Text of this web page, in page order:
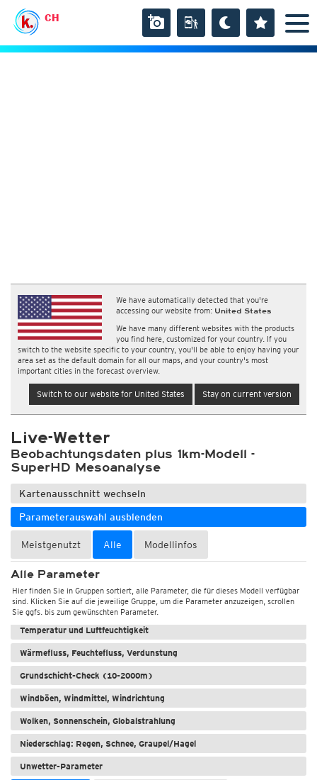
CH
We have automatically detected that you're
accessing our website from: United States
We have many different websites with the products
you find here, customized for your country. If you
switch to the website specific to your country, you'll be able to enjoy having your
area set as the default domain for all our maps, and your country's most
important cities in the forecast overview.
Switch to our website for United States Stay on current version
Live-Wetter
Beobachtungsdaten plus 1km-Modell -
SuperHD Mesoanalyse
Kartenausschnitt wechseln
Parameterauswahl ausblenden
Meistgenutzt Alle Modellinfos
Alle Parameter
Hier finden Sie in Gruppen sortiert, alle Parameter, die für dieses Modell verfügbar
sind. Klicken Sie auf die jeweilige Gruppe, um die Parameter anzuzeigen, scrollen
Sie ggfs. bis zum gewünschten Parameter.
Wetter, Luftdruck
Temperatur und Luftfeuchtigkeit
Wärmefluss, Feuchtefluss, Verdunstung
Grundschicht-Check (10-2000m)
Windböen, Windmittel, Windrichtung
Wolken, Sonnenschein, Globalstrahlung
Niederschlag: Regen, Schnee, Graupel/Hagel
Unwetter-Parameter